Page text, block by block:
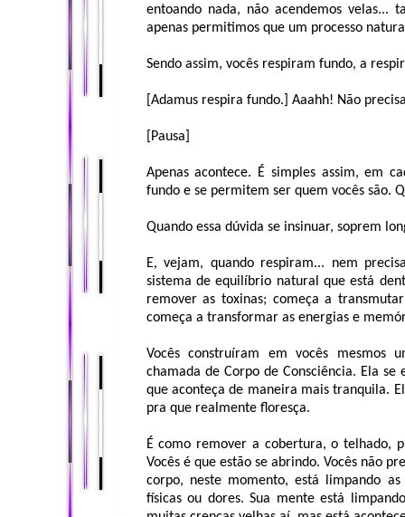
entoando nada, não acendemos velas...
apenas permitimos que um processo
Sendo assim, vocês respiram fundo, a
[Adamus respira fundo.] Aaahh! Não
[Pausa]
Apenas acontece. É simples assim, em
fundo e se permitem ser quem vocês são.
Quando essa dúvida se insinuar, soprem
E, vejam, quando respiram... nem
sistema de equilíbrio natural que está
remover as toxinas; começa a
começa a transformar as energias e
Vocês construíram em vocês mesmos
chamada de Corpo de Consciência. Ela
que aconteça de maneira mais tranquila.
pra que realmente floresça.
É como remover a cobertura, o telhado,
Vocês é que estão se abrindo. Vocês não
corpo, neste momento, está limpando
físicas ou dores. Sua mente está